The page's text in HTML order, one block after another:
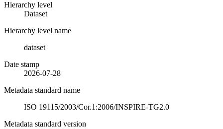
Hierarchy level
Dataset
Hierarchy level name
dataset
Date stamp
2026-07-28
Metadata standard name
ISO 19115/2003/Cor.1:2006/INSPIRE-TG2.0
Metadata standard version